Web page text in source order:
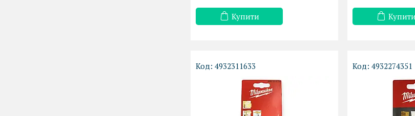
Купити Купити
4932311633 4932274351